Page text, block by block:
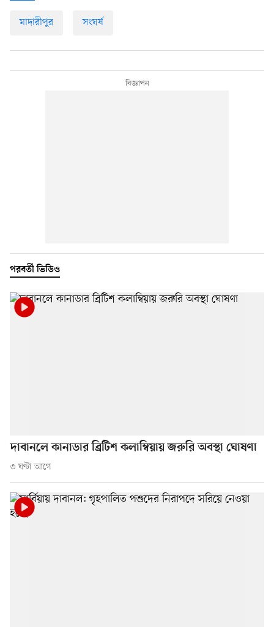
মাদারীপুর সংঘর্ষ
পরবর্তী ভিডিও
দাবানলে কানাডার ব্রিটিশ কলাম্বিয়ায় জরুরি অবস্থা ঘোষণা
৩ ঘণ্টা আগে